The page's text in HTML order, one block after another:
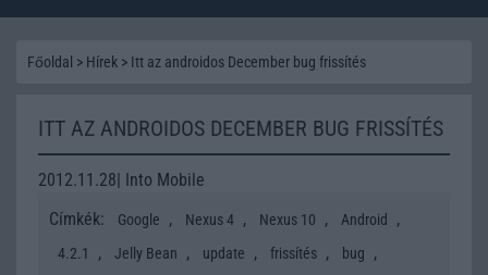
Főoldal > Hírek > Itt az androidos December bug frissítés
ITT AZ ANDROIDOS DECEMBER BUG FRISSÍTÉS
2012.11.28| Into Mobile
Címkék:
Google , Nexus 4 , Nexus 10 , Android ,
4.2.1 , Jelly Bean , update , frissítés , bug ,